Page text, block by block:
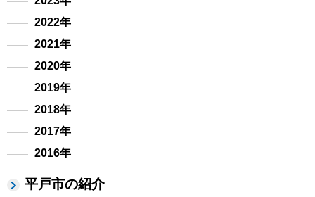
2022年
2021年
2020年
2019年
2018年
2017年
2016年
平戸市の紹介